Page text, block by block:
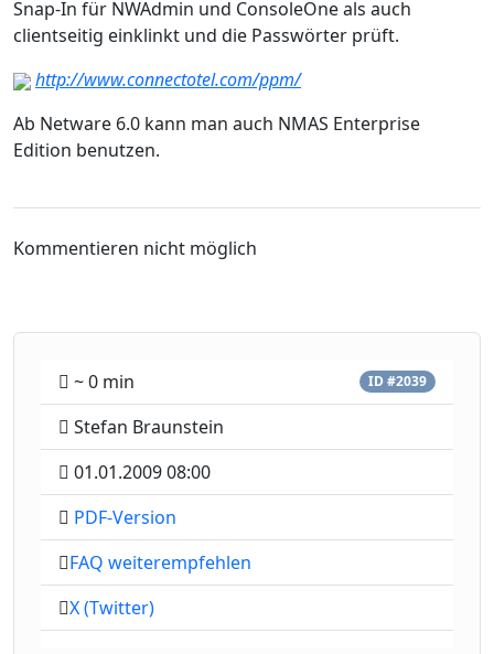
Snap-In für NWAdmin und ConsoleOne als auch
clientseitig einklinkt und die Passwörter prüft.
http://www.connectotel.com/ppm/
Ab Netware 6.0 kann man auch NMAS Enterprise
Edition benutzen.
Kommentieren nicht möglich
~ 0 min ID #2039
Stefan Braunstein
01.01.2009 08:00
PDF-Version
FAQ weiterempfehlen
X (Twitter)